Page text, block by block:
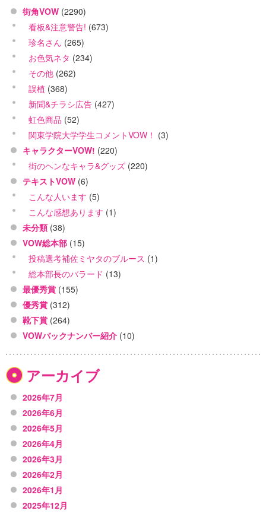
街角VOW (2290)
看板&注意警告! (673)
珍名さん (265)
お色気ネタ (234)
その他 (262)
誤植 (368)
新聞&チラシ広告 (427)
虹色商品 (52)
関東学院大学学生コメントVOW！ (3)
キャラクターVOW! (220)
街のヘンなキャラ&グッズ (220)
テキストVOW (6)
こんな人います (5)
こんな感想あります (1)
未分類 (38)
VOW総本部 (15)
投稿選考補佐ミヤタのブルース (1)
総本部長のバラード (13)
最優秀賞 (155)
優秀賞 (312)
靴下賞 (264)
VOWバックナンバー紹介 (10)
アーカイブ
2026年7月
2026年6月
2026年5月
2026年4月
2026年3月
2026年2月
2026年1月
2025年12月